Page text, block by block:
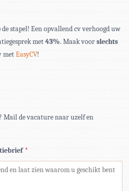
stapel! Een opvallend cv verhoogd uw
met43%. Maak voorslechts
metEasyCV!
Mail de vacature naar uzelf en
*